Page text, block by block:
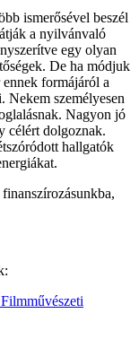
ismerősével beszél
a nyilvánvaló
egy olyan
De ha módjuk
formájáról a
Nekem személyesen
Nagyon jó
célért dolgoznak.
hallgatók